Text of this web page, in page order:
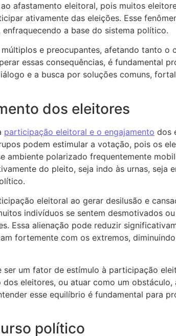
afastamento eleitoral, pois muitos
ativamente das eleições. Esse
a base do sistema político.
múltiplos e preocupantes, afetando tanto o
essas consequências, é fundamental
e a busca por soluções comuns,
dos eleitores
participação eleitoral e o engajamento dos
podem estimular a votação, pois os
ambiente polarizado frequentemente
do pleito, seja indo às urnas, seja
eleitoral ao gerar desilusão e
indivíduos se sentem desmotivados
Essa alienação pode reduzir
fortemente com os extremos,
um fator de estímulo à participação
eleitores, ou atuar como um obstáculo,
esse equilíbrio é fundamental para
político